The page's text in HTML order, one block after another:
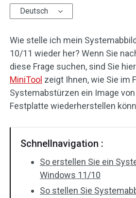
Deutsch
Wie stelle ich mein
10/11 wieder her? Wenn Sie
diese Frage suchen, sind Sie
MiniTool zeigt Ihnen, wie Sie im
Systemabstürzen ein Image
Festplatte wiederherstellen
Schnellnavigation :
So erstellen Sie ein
Windows 11/10
So stellen Sie